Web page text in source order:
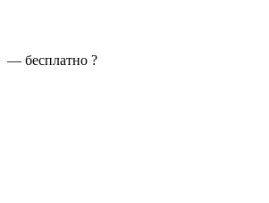
— бесплатно ?